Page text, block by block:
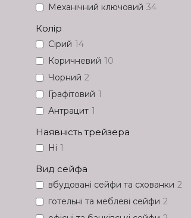
Механічний ключовий 34
Колір
Сірий 14
Коричневий 10
Чорний 2
Графітовий 1
Антрацит 1
Наявність трейзера
Ні 1
Вид сейфа
вбудовані сейфи та схованки 2
готельні та меблеві сейфи 2